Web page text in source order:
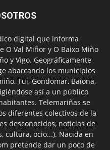
digital que informa
O Val Miñor y O Baixo Miño
y Vigo. Geográficamente
abarcando los municipios
Tui, Gondomar, Baiona,
así a un público
Telemariñas se
diferentes colectivos de la
desconocidos, noticias de
cultura, ocio...). Nacida en
pretende dar un poco de